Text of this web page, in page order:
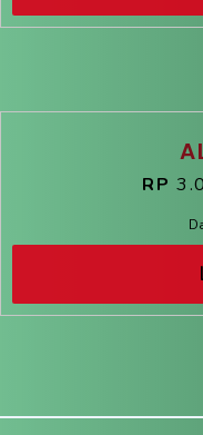
RP